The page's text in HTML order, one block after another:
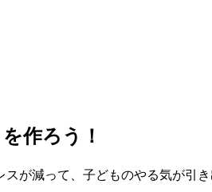
作ろう！
が減って、子どものやる気が引